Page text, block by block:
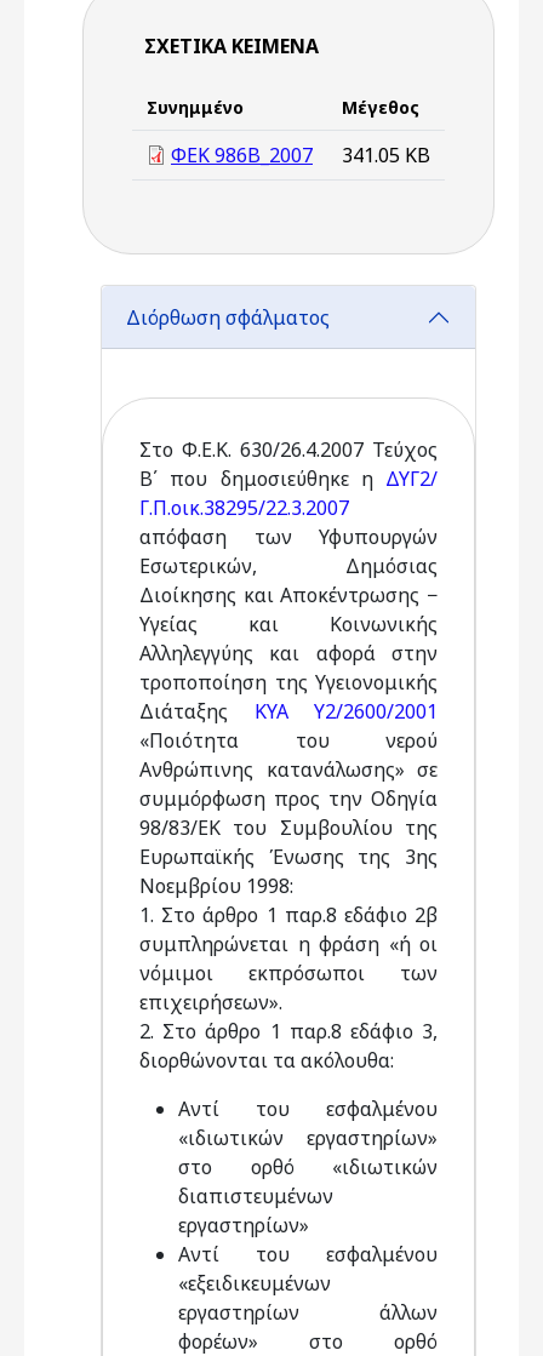
ΣΧΕΤΙΚΆ ΚΕΊΜΕΝΑ
Συνημμένο Μέγεθος
ΦΕΚ 986Β_2007 341.05 KB
Διόρθωση σφάλματος
Στο Φ.Ε.Κ. 630/26.4.2007 Τεύχος
Β΄ που δημοσιεύθηκε η ΔΥΓ2/
Γ.Π.οικ.38295/22.3.2007
απόφαση των Υφυπουργών
Εσωτερικών, Δημόσιας
Διοίκησης και Αποκέντρωσης −
Υγείας και Κοινωνικής
Αλληλεγγύης και αφορά στην
τροποποίηση της Υγειονομικής
Διάταξης ΚΥΑ Υ2/2600/2001
«Ποιότητα του νερού
Ανθρώπινης κατανάλωσης» σε
συμμόρφωση προς την Οδηγία
98/83/ΕΚ του Συμβουλίου της
Ευρωπαϊκής Ένωσης της 3ης
Νοεμβρίου 1998:
1. Στο άρθρο 1 παρ.8 εδάφιο 2β
συμπληρώνεται η φράση «ή οι
νόμιμοι εκπρόσωποι των
επιχειρήσεων».
2. Στο άρθρο 1 παρ.8 εδάφιο 3,
διορθώνονται τα ακόλουθα:
Αντί του εσφαλμένου
«ιδιωτικών εργαστηρίων»
στο ορθό «ιδιωτικών
διαπιστευμένων
εργαστηρίων»
Αντί του εσφαλμένου
«εξειδικευμένων
εργαστηρίων άλλων
φορέων» στο ορθό